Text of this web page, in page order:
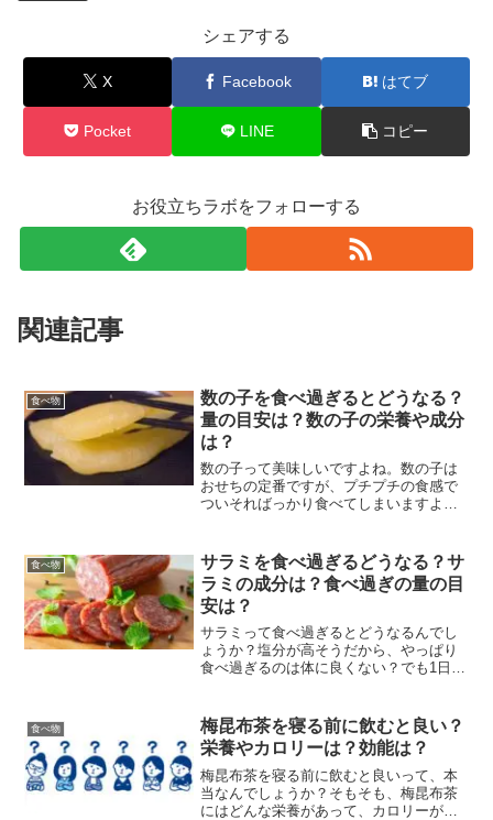
シェアする
X Facebook はてブ
Pocket LINE コピー
お役立ちラボをフォローする
関連記事
食べ物
数の子を食べ過ぎるとどうなる？
量の目安は？数の子の栄養や成分
は？
数の子って美味しいですよね。数の子は
おせちの定番ですが、プチプチの食感で
ついそればっかり食べてしまいますよ
なんだか食べ過ぎると体に悪いイメージ
ですし、やはり食べ過ぎはよ...
食べ物
サラミを食べ過ぎるどうなる？サ
ラミの成分は？食べ過ぎの量の目
安は？
サラミって食べ過ぎるとどうなるんでし
ょうか？塩分が高そうだから、やっぱり
食べ過ぎるのは体に良くない？でも1日に
ね…。そこで今回はおつまみの定番、サ
ラミの成分や、1日に食べて...
食べ物
梅昆布茶を寝る前に飲むと良い？
栄養やカロリーは？効能は？
梅昆布茶を寝る前に飲むと良いって、本
当なんでしょうか？そもそも、梅昆布茶
にはどんな栄養があって、カロリーがど